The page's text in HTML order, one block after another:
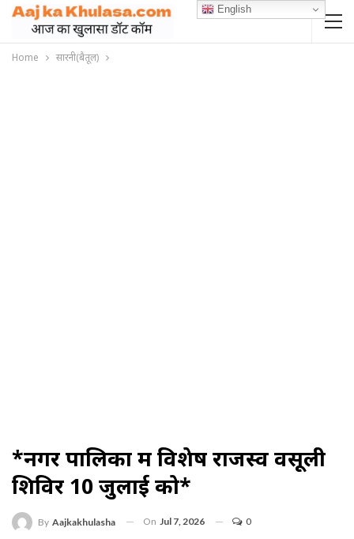
Home सारनी(बैतूल)
*नगर पालिका में विशेष राजस्व वसूली
शिविर 10 जुलाई को*
By Aajkakhulasha On Jul 7, 2026 0
English